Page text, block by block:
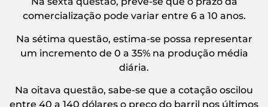
comercialização pode variar entre 6 a 10 anos.
Na sétima questão, estima-se possa representar
um incremento de 0 a 35% na produção média
diária.
Na oitava questão, sabe-se que a cotação oscilou
entre 40 a 140 dólares o preço do barril nos últimos